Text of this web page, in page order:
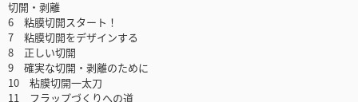
切開・剥離
6 粘膜切開スタート！
7 粘膜切開をデザインする
8 正しい切開
9 確実な切開・剥離のために
10 粘膜切開一太刀
11 フラップづくりへの道